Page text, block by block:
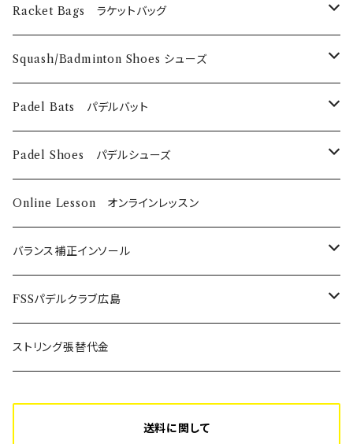
EyeRackets
メンズウェア
EyeRackets
DUNLOP
Technifibre
Unsquashable
Eye Wears
EyeRackets
Harrow
Grips
Strings
Racket Bags ラケットバッグ
​Harrow
EyeRackets
Squash/Badminton Shoes シューズ
EyeRackets
Babolat
Padel Bats パデルバット
DUNLOP
Babolat
Padel Shoes パデルシューズ
Bαbolat
Online Lesson オンラインレッスン
バランス補正インソール
ノンオーダーメイド
SUPER BLITZ
Platform-Sport フルオーダーメイド
FSSパデルクラブ広島
年間利用登録費
ストリング張替代金
送料に関して